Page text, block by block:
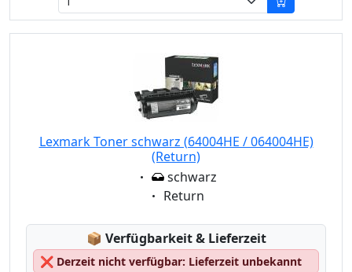
Lexmark Toner schwarz (64004HE / 064004HE)
(Return)
Eigenschaft:
schwarz
Eigenschaft:
Return
📦 Lagerstatus:
Verfügbarkeit & Lieferzeit
❌ Derzeit nicht verfügbar: Lieferzeit unbekannt